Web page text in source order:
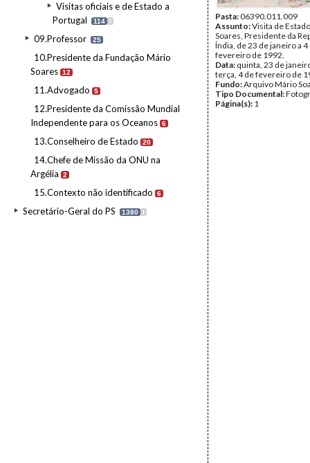
Visitas oficiais e de Estado a
Portugal
114 I
09.Professor 25
10.Presidente da Fundação Mário
Soares 12
11.Advogado 5
12.Presidente da Comissão Mundial
Independente para os Oceanos 6
13.Conselheiro de Estado 20
14.Chefe de Missão da ONU na
Argélia
2
15.Contexto não identificado 6
Secretário-Geral do PS 1380 I
Pasta:06390.011.009
Assunto:Visita de
Soares, Presidente da
Índia, de 23 de janeiro a 4
fevereiro de 1992.
Data: quinta, 23 de
terça, 4 de fevereiro de
Fundo:Arquivo Mário
Tipo Documental:
Página(s): 1